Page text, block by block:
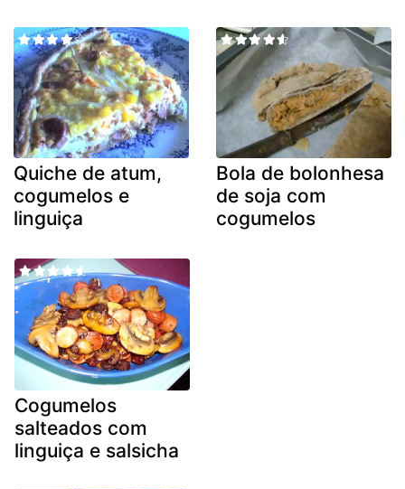
Quiche de atum,
cogumelos e
linguiça
Bola de bolonhesa
de soja com
cogumelos
Cogumelos
salteados com
linguiça e salsicha